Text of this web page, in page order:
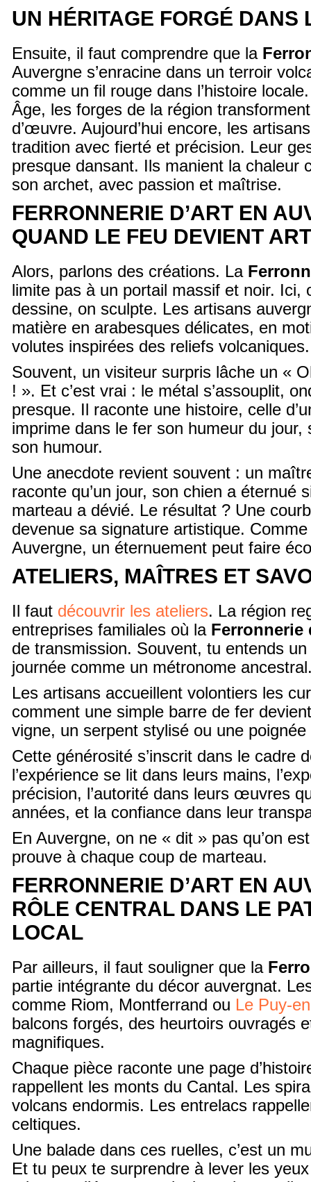
UN HÉRITAGE FORGÉ DANS
Ensuite, il faut comprendre que la
Auvergne s’enracine dans un terroir
comme un fil rouge dans l’histoire
Âge, les forges de la région
d’œuvre. Aujourd’hui encore, les
tradition avec fierté et précision. Leur
presque dansant. Ils manient la chaleur
son archet, avec passion et maîtrise.
FERRONNERIE D’ART EN
QUAND LE FEU DEVIENT
Alors, parlons des créations. La
limite pas à un portail massif et noir. Ici,
dessine, on sculpte. Les artisans
matière en arabesques délicates, en
volutes inspirées des reliefs volcaniques.
Souvent, un visiteur surpris lâche un «
! ». Et c’est vrai : le métal s’assouplit,
presque. Il raconte une histoire, celle
imprime dans le fer son humeur du jour,
son humour.
Une anecdote revient souvent : un
raconte qu’un jour, son chien a éternué
marteau a dévié. Le résultat ? Une
devenue sa signature artistique.
Auvergne, un éternuement peut faire
ATELIERS, MAÎTRES ET
Il faut découvrir les ateliers. La région
entreprises familiales où la Ferronnerie
de transmission. Souvent, tu entends
journée comme un métronome
Les artisans accueillent volontiers les
comment une simple barre de fer
vigne, un serpent stylisé ou une poignée
Cette générosité s’inscrit dans le cadre
l’expérience se lit dans leurs mains,
précision, l’autorité dans leurs œuvres
années, et la confiance dans leur
En Auvergne, on ne « dit » pas qu’on
prouve à chaque coup de marteau.
FERRONNERIE D’ART EN
RÔLE CENTRAL DANS LE
LOCAL
Par ailleurs, il faut souligner que la
partie intégrante du décor auvergnat.
comme Riom, Montferrand ou Le Puy-
balcons forgés, des heurtoirs ouvragés
magnifiques.
Chaque pièce raconte une page
rappellent les monts du Cantal. Les
volcans endormis. Les entrelacs
celtiques.
Une balade dans ces ruelles, c’est un
Et tu peux te surprendre à lever les